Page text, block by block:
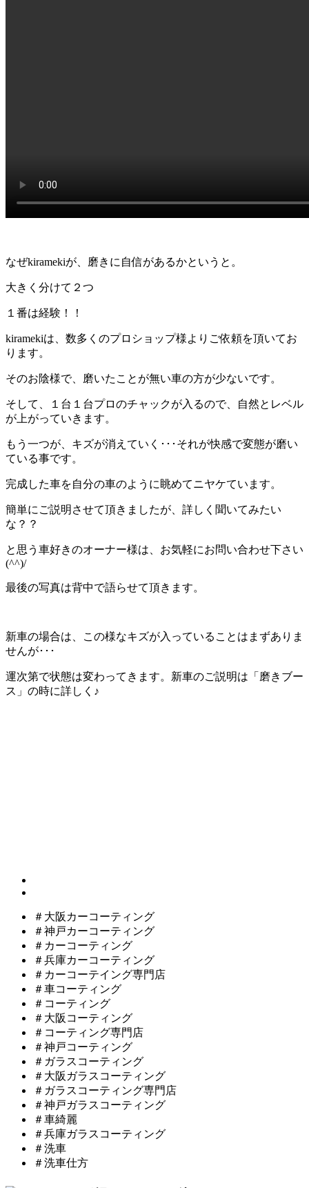
なぜkiramekiが、磨きに自信があるかというと。
大きく分けて２つ
１番は経験！！
kiramekiは、数多くのプロショップ様よりご依頼を頂いてお
ります。
そのお陰様で、磨いたことが無い車の方が少ないです。
そして、１台１台プロのチャックが入るので、自然とレベル
が上がっていきます。
もう一つが、キズが消えていく･･･それが快感で変態が磨い
ている事です。
完成した車を自分の車のように眺めてニヤケています。
簡単にご説明させて頂きましたが、詳しく聞いてみたい
な？？
と思う車好きのオーナー様は、お気軽にお問い合わせ下さい
(^^)/
最後の写真は背中で語らせて頂きます。
新車の場合は、この様なキズが入っていることはまずありま
せんが･･･
運次第で状態は変わってきます。新車のご説明は「磨きブー
ス」の時に詳しく♪
＃大阪カーコーティング
＃神戸カーコーティング
＃カーコーティング
＃兵庫カーコーティング
＃カーコーテイング専門店
＃車コーティング
＃コーティング
＃大阪コーティング
＃コーティング専門店
＃神戸コーティング
＃ガラスコーティング
＃大阪ガラスコーティング
＃ガラスコーティング専門店
＃神戸ガラスコーティング
＃車綺麗
＃兵庫ガラスコーティング
＃洗車
＃洗車仕方